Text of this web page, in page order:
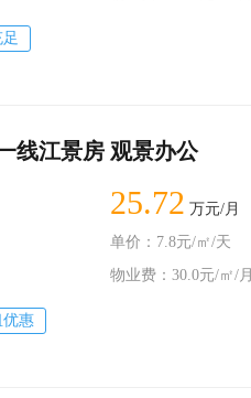
线江景房 观景办公
优惠
25.72 万元/月
单价：7.8元/㎡/天
物业费：30.0元/㎡/月